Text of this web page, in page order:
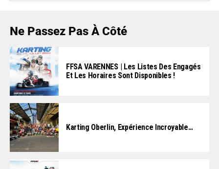
Ne Passez Pas À Côté
FFSA VARENNES | Les Listes Des Engagés
Et Les Horaires Sont Disponibles !
Karting Oberlin, Expérience Incroyable…